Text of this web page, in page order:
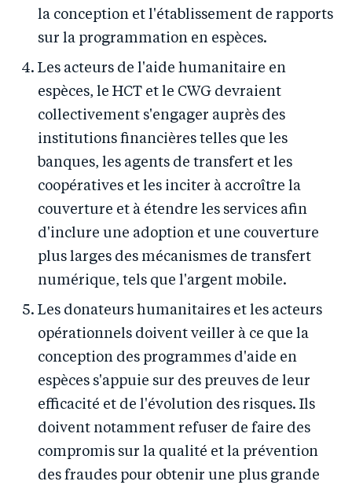
la conception et l'établissement de rapports
sur la programmation en espèces.
Les acteurs de l'aide humanitaire en
espèces, le HCT et le CWG devraient
collectivement s'engager auprès des
institutions financières telles que les
banques, les agents de transfert et les
coopératives et les inciter à accroître la
couverture et à étendre les services afin
d'inclure une adoption et une couverture
plus larges des mécanismes de transfert
numérique, tels que l'argent mobile.
Les donateurs humanitaires et les acteurs
opérationnels doivent veiller à ce que la
conception des programmes d'aide en
espèces s'appuie sur des preuves de leur
efficacité et de l'évolution des risques. Ils
doivent notamment refuser de faire des
compromis sur la qualité et la prévention
des fraudes pour obtenir une plus grande